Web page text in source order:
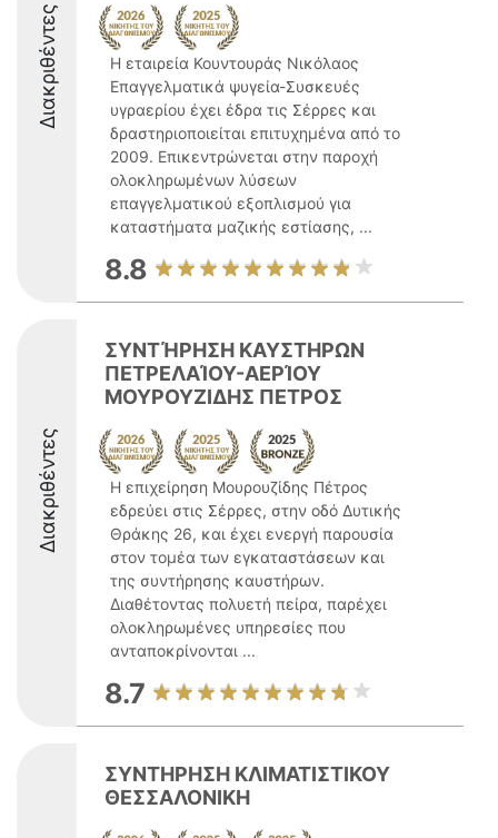
Διακριθέντες
Η εταιρεία Κουντουράς Νικόλαος
Επαγγελματικά ψυγεία-Συσκευές
υγραερίου έχει έδρα τις Σέρρες και
δραστηριοποιείται επιτυχημένα από το
2009. Επικεντρώνεται στην παροχή
ολοκληρωμένων λύσεων
επαγγελματικού εξοπλισμού για
καταστήματα μαζικής εστίασης, ...
8.8
Διακριθέντες
ΣΥΝΤΉΡΗΣΗ ΚΑΥΣΤΗΡΩΝ
ΠΕΤΡΕΛΑΊΟΥ-ΑΕΡΊΟΥ
ΜΟΥΡΟΥΖΙΔΗΣ ΠΕΤΡΟΣ
Η επιχείρηση Μουρουζίδης Πέτρος
εδρεύει στις Σέρρες, στην οδό Δυτικής
Θράκης 26, και έχει ενεργή παρουσία
στον τομέα των εγκαταστάσεων και
της συντήρησης καυστήρων.
Διαθέτοντας πολυετή πείρα, παρέχει
ολοκληρωμένες υπηρεσίες που
ανταποκρίνονται ...
8.7
ΣΥΝΤΗΡΗΣΗ ΚΛΙΜΑΤΙΣΤΙΚΟΥ
ΘΕΣΣΑΛΟΝΙΚΗ